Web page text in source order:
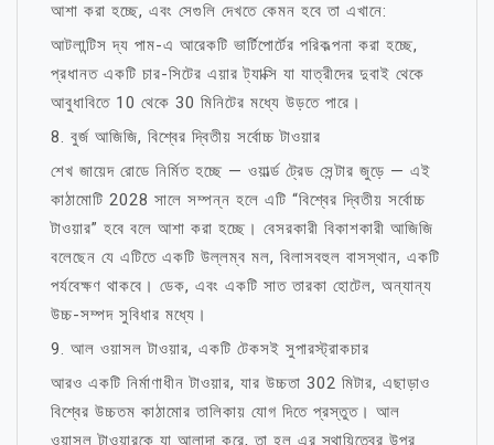
আশা করা হচ্ছে, এবং সেগুলি দেখতে কেমন হবে তা এখানে:
আটলান্টিস দ্য পাম-এ আরেকটি ভার্টিপোর্টের পরিকল্পনা করা হচ্ছে,
প্রধানত একটি চার-সিটের এয়ার ট্যাক্সি যা যাত্রীদের দুবাই থেকে
আবুধাবিতে 10 থেকে 30 মিনিটের মধ্যে উড়তে পারে।
8. বুর্জ আজিজি, বিশ্বের দ্বিতীয় সর্বোচ্চ টাওয়ার
শেখ জায়েদ রোডে নির্মিত হচ্ছে — ওয়ার্ল্ড ট্রেড সেন্টার জুড়ে — এই
কাঠামোটি 2028 সালে সম্পন্ন হলে এটি “বিশ্বের দ্বিতীয় সর্বোচ্চ
টাওয়ার” হবে বলে আশা করা হচ্ছে। বেসরকারী বিকাশকারী আজিজি
বলেছেন যে এটিতে একটি উল্লম্ব মল, বিলাসবহুল বাসস্থান, একটি
পর্যবেক্ষণ থাকবে। ডেক, এবং একটি সাত তারকা হোটেল, অন্যান্য
উচ্চ-সম্পদ সুবিধার মধ্যে।
9. আল ওয়াসল টাওয়ার, একটি টেকসই সুপারস্ট্রাকচার
আরও একটি নির্মাণাধীন টাওয়ার, যার উচ্চতা 302 মিটার, এছাড়াও
বিশ্বের উচ্চতম কাঠামোর তালিকায় যোগ দিতে প্রস্তুত। আল
ওয়াসল টাওয়ারকে যা আলাদা করে, তা হল এর স্থায়িত্বের উপর